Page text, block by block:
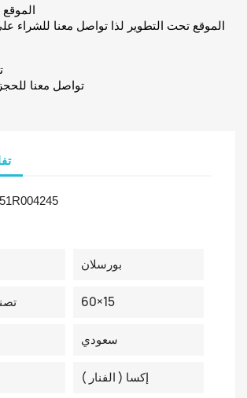
الموقع تحت التطوير لذا تواصل معنا للشراء
تواصل معنا
بورسلان
60×15
سعودي
إكسا ( الفنار )